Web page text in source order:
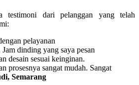
testimoni dari pelanggan yang telah
pelayanan
dinding yang saya pesan
desain sesuai keinginan.
prosesnya sangat mudah. Sangat
Semarang